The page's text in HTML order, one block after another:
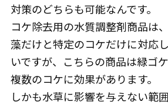
対策のどちらも可能なんです。
コケ除去用の水質調整剤商品は
藻だけと特定のコケだけに対応
いですが、こちらの商品は緑ゴ
複数のコケに効果があります。
しかも水草に影響を与えない範